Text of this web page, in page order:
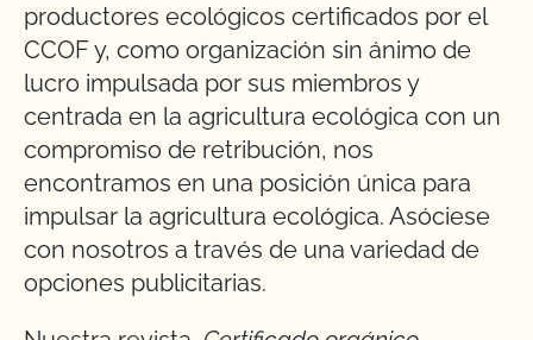
productores ecológicos certificados por el
CCOF y, como organización sin ánimo de
lucro impulsada por sus miembros y
centrada en la agricultura ecológica con un
compromiso de retribución, nos
encontramos en una posición única para
impulsar la agricultura ecológica. Asóciese
con nosotros a través de una variedad de
opciones publicitarias.